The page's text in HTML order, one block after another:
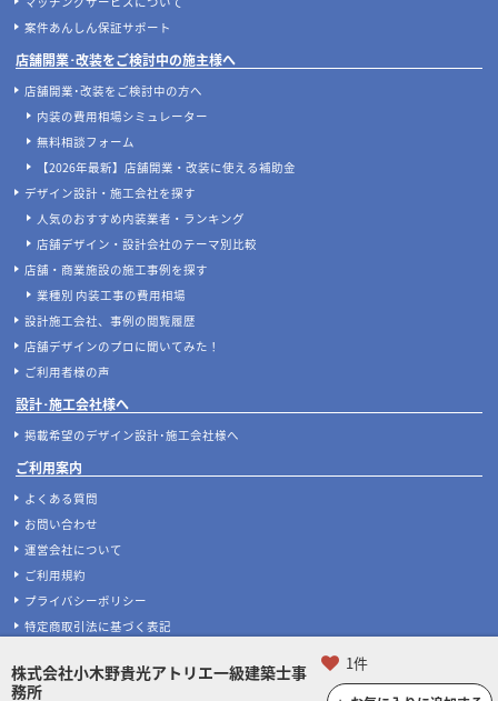
株式会社小木野貴光アトリエ一級建築士事
務所
1件
当サイトについて
店舗設計施工.comとは
店舗設計施工.comが選ばれる理由
マッチングサービスについて
案件あんしん保証サポート
店舗開業･改装をご検討中の方へ
内装の費用相場シミュレーター
【2026年最新】店舗開業・改装に使える補助金
デザイン設計・施工会社を探す
人気のおすすめ内装業者・ランキング
店舗デザイン・設計会社のテーマ別比較
店舗・商業施設の施工事例を探す
業種別 内装工事の費用相場
設計施工会社、事例の閲覧履歴
店舗デザインのプロに聞いてみた！
ご利用者様の声
掲載希望のデザイン設計･施工会社様へ